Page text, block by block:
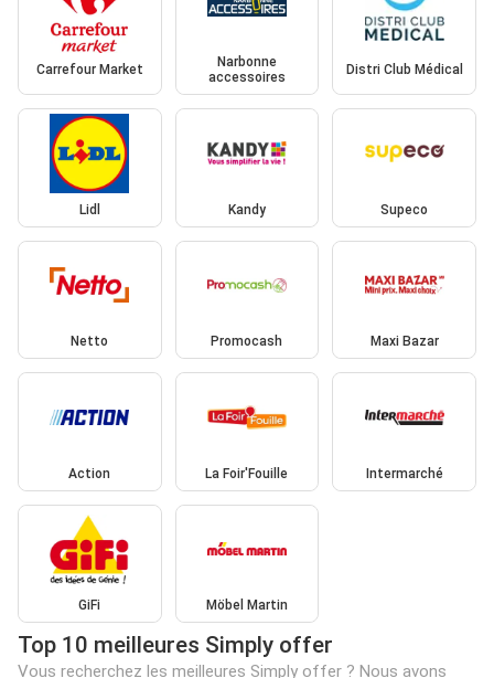
Carrefour Market
Narbonne
accessoires
Distri Club Médical
Lidl Kandy Supeco
Netto Promocash Maxi Bazar
Action La Foir'Fouille Intermarché
GiFi Möbel Martin
Top 10 meilleures Simply offer
Vous recherchez les meilleures Simply offer ? Nous avons